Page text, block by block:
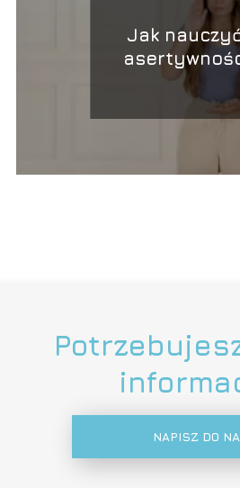
Jak
kluczowych
NAPISZ DO